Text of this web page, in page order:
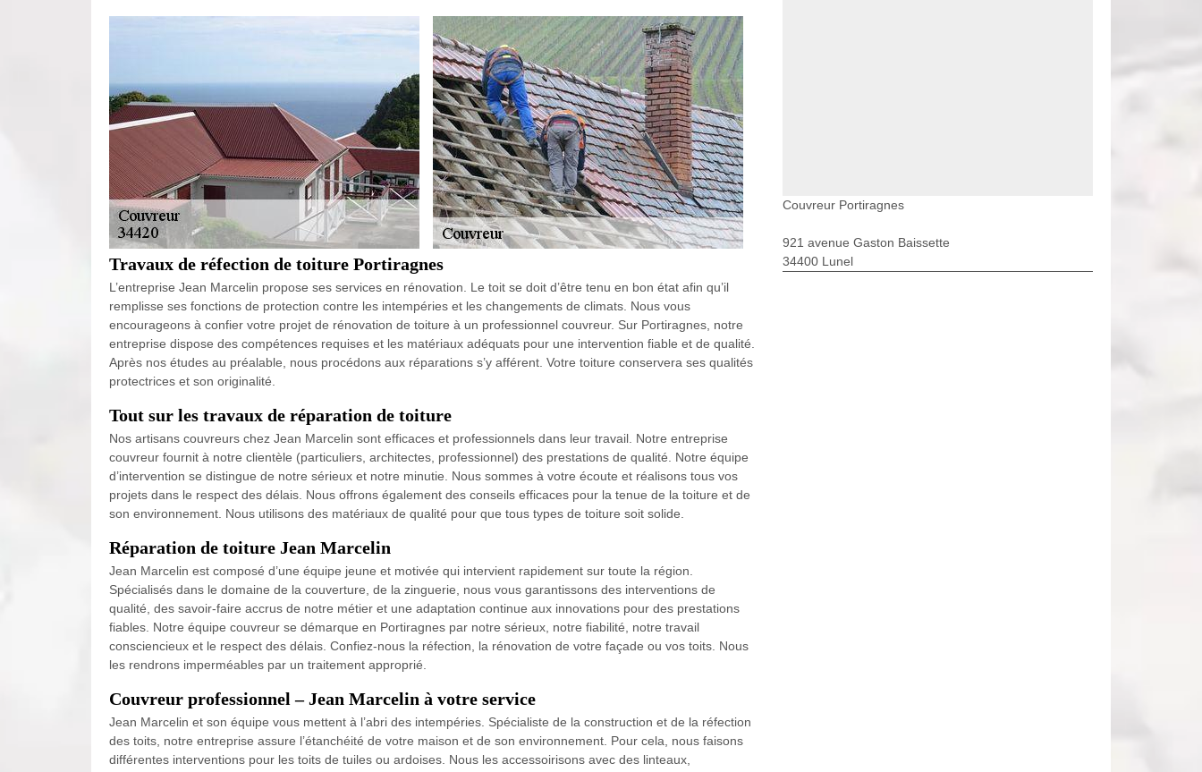
Travaux de réfection de toiture Portiragnes
L’entreprise Jean Marcelin propose ses services en rénovation. Le toit se doit d’être tenu en bon état afin qu’il
remplisse ses fonctions de protection contre les intempéries et les changements de climats. Nous vous
encourageons à confier votre projet de rénovation de toiture à un professionnel couvreur. Sur Portiragnes, notre
entreprise dispose des compétences requises et les matériaux adéquats pour une intervention fiable et de qualité.
Après nos études au préalable, nous procédons aux réparations s’y afférent. Votre toiture conservera ses qualités
protectrices et son originalité.
Tout sur les travaux de réparation de toiture
Nos artisans couvreurs chez Jean Marcelin sont efficaces et professionnels dans leur travail. Notre entreprise
couvreur fournit à notre clientèle (particuliers, architectes, professionnel) des prestations de qualité. Notre équipe
d’intervention se distingue de notre sérieux et notre minutie. Nous sommes à votre écoute et réalisons tous vos
projets dans le respect des délais. Nous offrons également des conseils efficaces pour la tenue de la toiture et de
son environnement. Nous utilisons des matériaux de qualité pour que tous types de toiture soit solide.
Réparation de toiture Jean Marcelin
Jean Marcelin est composé d’une équipe jeune et motivée qui intervient rapidement sur toute la région.
Spécialisés dans le domaine de la couverture, de la zinguerie, nous vous garantissons des interventions de
qualité, des savoir-faire accrus de notre métier et une adaptation continue aux innovations pour des prestations
fiables. Notre équipe couvreur se démarque en Portiragnes par notre sérieux, notre fiabilité, notre travail
consciencieux et le respect des délais. Confiez-nous la réfection, la rénovation de votre façade ou vos toits. Nous
les rendrons imperméables par un traitement approprié.
Couvreur professionnel – Jean Marcelin à votre service
Jean Marcelin et son équipe vous mettent à l’abri des intempéries. Spécialiste de la construction et de la réfection
des toits, notre entreprise assure l’étanchéité de votre maison et de son environnement. Pour cela, nous faisons
différentes interventions pour les toits de tuiles ou ardoises. Nous les accessoirisons avec des linteaux,
Couvreur Portiragnes
921 avenue Gaston Baissette
34400 Lunel